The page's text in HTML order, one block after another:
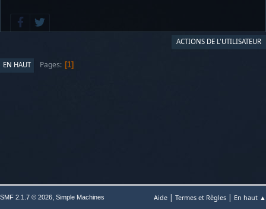
ACTIONS DE L'UTILISATEUR
EN HAUT Pages 1
Aide | Termes et Règles | En haut ▲
SMF 2.1.7 © 2026, Simple Machines